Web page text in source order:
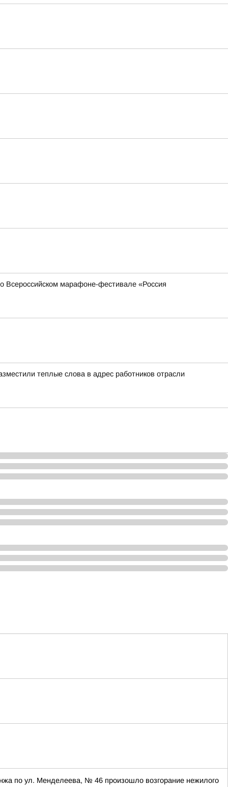
Всероссийском марафоне-фестивале «Россия
теплые слова в адрес работников отрасли
по ул. Менделеева, № 46 произошло возгорание нежилого